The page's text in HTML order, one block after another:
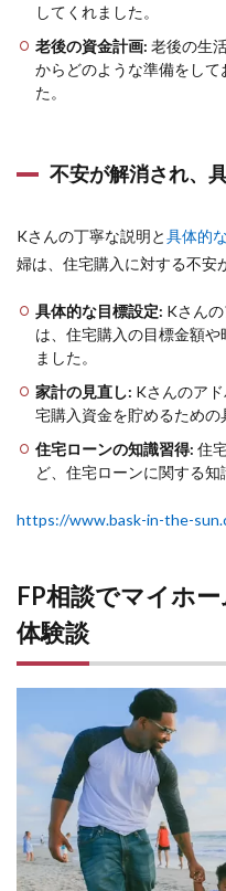
してくれました。
老後の資金計画: 老後の生
からどのような準備をし
た。
不安が解消され、
Kさんの丁寧な説明と具体的
婦は、住宅購入に対する不安
具体的な目標設定: Kさん
は、住宅購入の目標金額
ました。
家計の見直し: Kさんのア
宅購入資金を貯めるための
住宅ローンの知識習得: 住
ど、住宅ローンに関する知
https://www.bask-in-the-
FP相談でマイホ
体験談